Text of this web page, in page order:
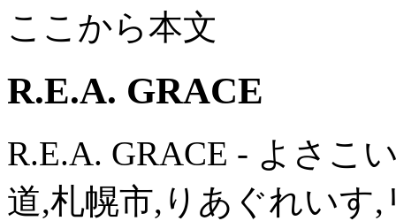
ここから本文
R.E.A. GRACE
R.E.A. GRACE - よさこ
道,札幌市,りあぐれいす